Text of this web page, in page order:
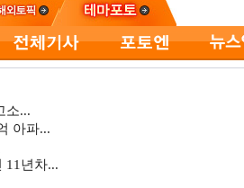
소...
아파...
11년차...